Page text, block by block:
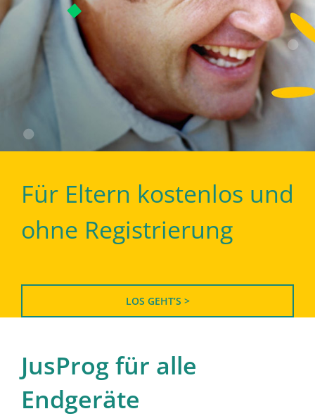
Für Eltern kostenlos und
ohne Registrierung
LOS GEHT’S >
JusProg für alle
Endgeräte